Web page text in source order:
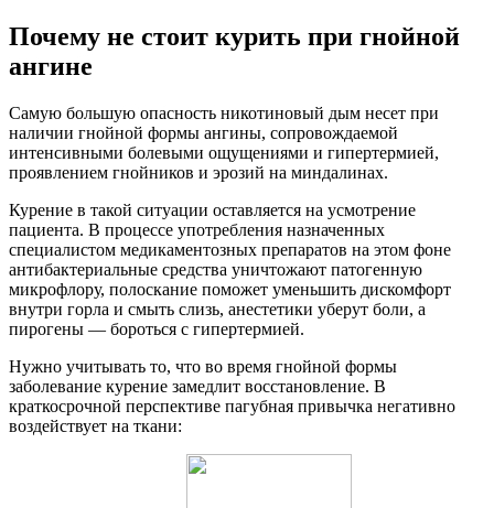
Почему не стоит курить при гнойной
ангине
Самую большую опасность никотиновый дым несет при
наличии гнойной формы ангины, сопровождаемой
интенсивными болевыми ощущениями и гипертермией,
проявлением гнойников и эрозий на миндалинах.
Курение в такой ситуации оставляется на усмотрение
пациента. В процессе употребления назначенных
специалистом медикаментозных препаратов на этом фоне
антибактериальные средства уничтожают патогенную
микрофлору, полоскание поможет уменьшить дискомфорт
внутри горла и смыть слизь, анестетики уберут боли, а
пирогены — бороться с гипертермией.
Нужно учитывать то, что во время гнойной формы
заболевание курение замедлит восстановление. В
краткосрочной перспективе пагубная привычка негативно
воздействует на ткани: